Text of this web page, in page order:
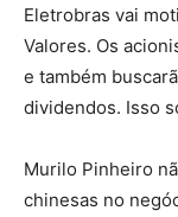
Eletrobras vai
Valores. Os
e também
dividendos. Isso
Murilo Pinheiro
chinesas no